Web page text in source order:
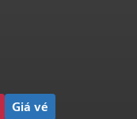
Giá vé